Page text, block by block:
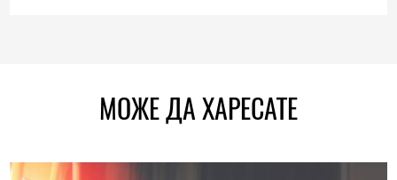
МОЖЕ ДА ХАРЕСАТЕ